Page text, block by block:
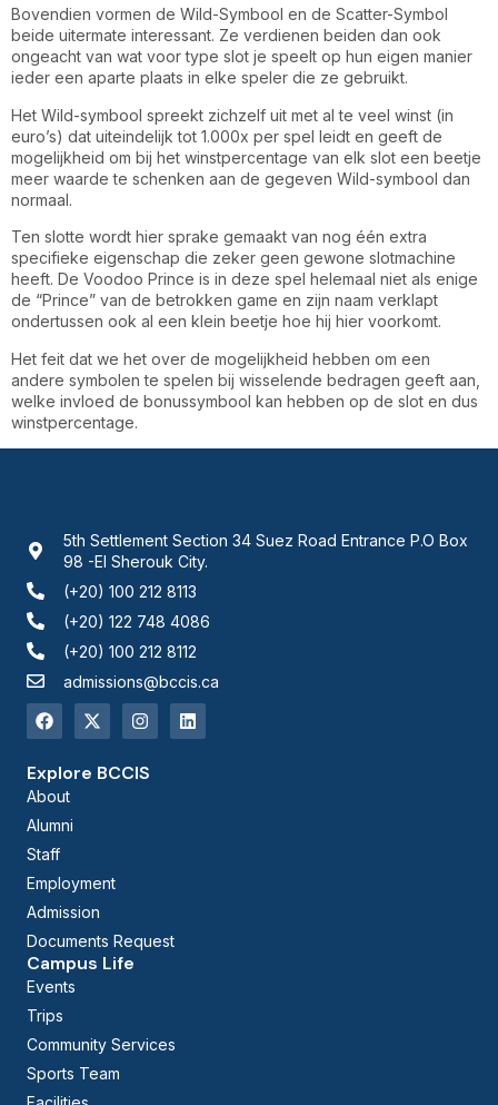
Bovendien vormen de Wild-Symbool en de Scatter-Symbol
beide uitermate interessant. Ze verdienen beiden dan ook
ongeacht van wat voor type slot je speelt op hun eigen manier
ieder een aparte plaats in elke speler die ze gebruikt.
Het Wild-symbool spreekt zichzelf uit met al te veel winst (in
euro’s) dat uiteindelijk tot 1.000x per spel leidt en geeft de
mogelijkheid om bij het winstpercentage van elk slot een beetje
meer waarde te schenken aan de gegeven Wild-symbool dan
normaal.
Ten slotte wordt hier sprake gemaakt van nog één extra
specifieke eigenschap die zeker geen gewone slotmachine
heeft. De Voodoo Prince is in deze spel helemaal niet als enige
de “Prince” van de betrokken game en zijn naam verklapt
ondertussen ook al een klein beetje hoe hij hier voorkomt.
Het feit dat we het over de mogelijkheid hebben om een
andere symbolen te spelen bij wisselende bedragen geeft aan,
welke invloed de bonussymbool kan hebben op de slot en dus
winstpercentage.
5th Settlement Section 34 Suez Road Entrance P.O Box
98 -El Sherouk City.
(+20) 100 212 8113
(+20) 122 748 4086
(+20) 100 212 8112
admissions@bccis.ca
Explore BCCIS
About
Alumni
Staff
Employment
Admission
Documents Request
Campus Life
Events
Trips
Community Services
Sports Team